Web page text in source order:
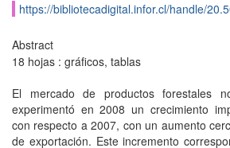
https://bibliotecadigital.infor.cl/handle/
Abstract
18 hojas : gráficos, tablas
El mercado de productos forestales
experimentó en 2008 un crecimiento
con respecto a 2007, con un aumento
de exportación. Este incremento